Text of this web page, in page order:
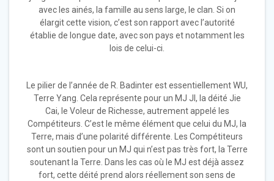
avec les ainés, la famille au sens large, le clan. Si on
élargit cette vision, c’est son rapport avec l’autorité
établie de longue date, avec son pays et notamment les
lois de celui-ci.
Le pilier de l’année de R. Badinter est essentiellement WU,
Terre Yang. Cela représente pour un MJ JI, la déité Jie
Cai, le Voleur de Richesse, autrement appelé les
Compétiteurs. C’est le même élément que celui du MJ, la
Terre, mais d’une polarité différente. Les Compétiteurs
sont un soutien pour un MJ qui n’est pas très fort, la Terre
soutenant la Terre. Dans les cas où le MJ est déjà assez
fort, cette déité prend alors réellement son sens de